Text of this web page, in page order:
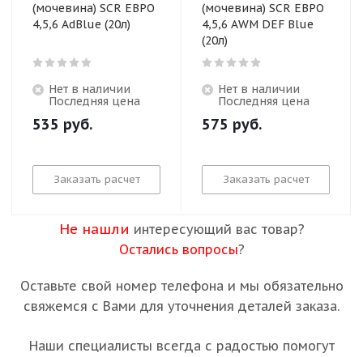
(мочевина) SCR ЕВРО
4,5,6 AdBlue (20л)
Нет в наличии
Последняя цена
535 руб.
Заказать расчет
(мочевина) SCR ЕВРО
4,5,6 AWM DEF Blue
(20л)
Нет в наличии
Последняя цена
575 руб.
Заказать расчет
Не нашли интересующий вас товар?
Остались вопросы?
Оставьте свой номер телефона и мы обязательно
свяжемся с Вами для уточнения деталей заказа.
Наши специалисты всегда с радостью помогут